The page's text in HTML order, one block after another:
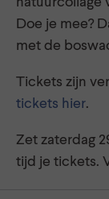
Doe je mee?
met de
Tickets zijn
tickets hier.
Zet zaterdag
tijd je tickets.